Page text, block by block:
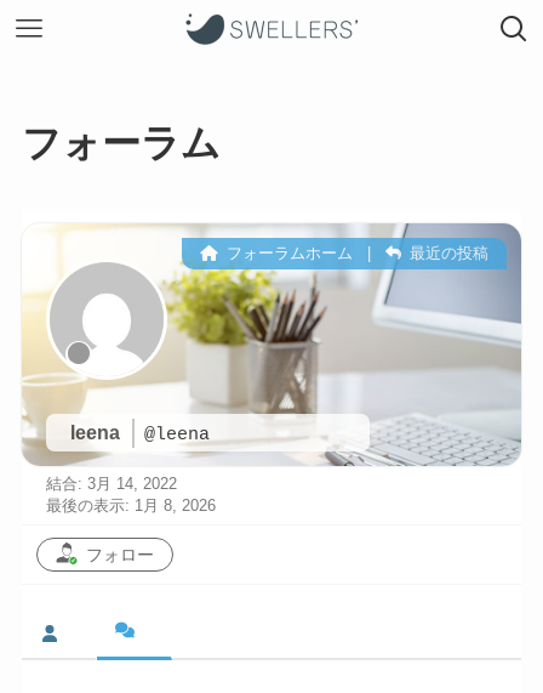
フォーラム
leena @leena
フォーラムホーム | 最近の投稿
結合: 3月 14, 2022
最後の表示: 1月 8, 2026
フォロー